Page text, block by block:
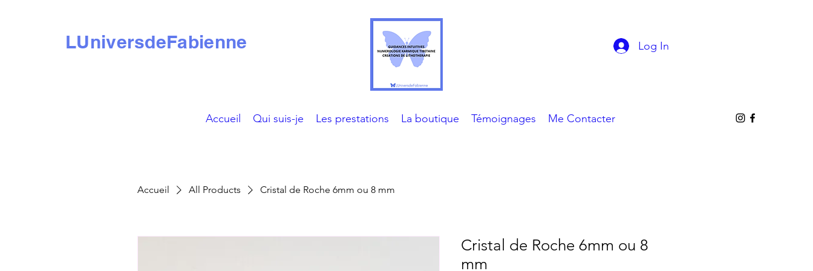
LUniversdeFabienne Log In
Accueil Qui suis-je Les prestations La boutique Témoignages Me Contacter
Accueil All Products Cristal de Roche 6mm ou 8 mm
Cristal de Roche 6mm ou 8
mm